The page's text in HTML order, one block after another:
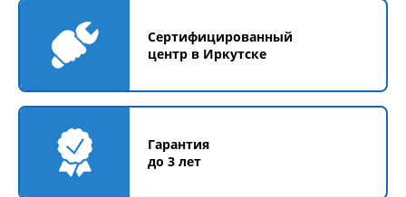
Сертифицированный
центр в Иркутске
Гарантия
до 3 лет